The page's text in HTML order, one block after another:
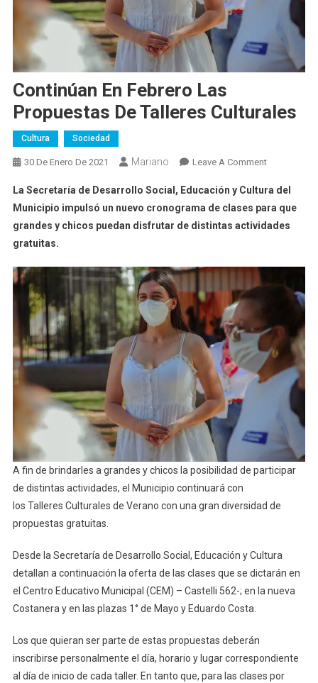
Continúan En Febrero Las
Propuestas De Talleres Culturales
Cultura Sociedad
30 De Enero De 2021 Mariano Leave A CommentOn
En
Febrero
Las
Culturales
La Secretaría de Desarrollo Social, Educación y Cultura del
Municipio impulsó un nuevo cronograma de clases para que
grandes y chicos puedan disfrutar de distintas actividades
gratuitas.
A fin de brindarles a grandes y chicos la posibilidad de participar
de distintas actividades, el Municipio continuará con
los Talleres Culturales de Verano con una gran diversidad de
propuestas gratuitas.
Desde la Secretaría de Desarrollo Social, Educación y Cultura
detallan a continuación la oferta de las clases que se dictarán en
el Centro Educativo Municipal (CEM) – Castelli 562-; en la nueva
Costanera y en las plazas 1° de Mayo y Eduardo Costa.
Los que quieran ser parte de estas propuestas deberán
inscribirse personalmente el día, horario y lugar correspondiente
al día de inicio de cada taller. En tanto que, para las clases por